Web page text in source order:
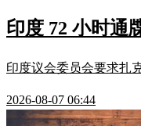
印度 72 小时通
印度议会委员会要求扎
2026-08-07 06:44